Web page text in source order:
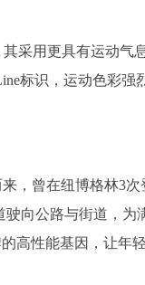
采用更具有运动气
标识，运动色彩强
，曾在纽博格林3
向公路与街道，为
高性能基因，让年